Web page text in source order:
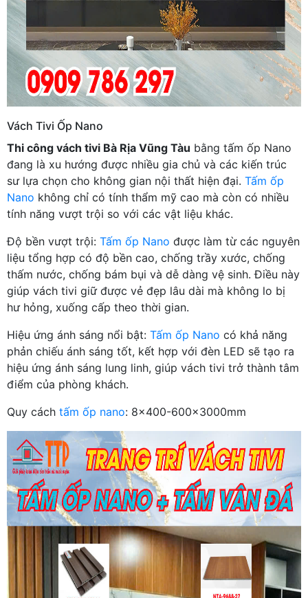
Vách Tivi Ốp Nano
Thi công vách tivi Bà Rịa Vũng Tàu bằng tấm ốp Nano
đang là xu hướng được nhiều gia chủ và các kiến trúc
sư lựa chọn cho không gian nội thất hiện đại. Tấm ốp
Nano không chỉ có tính thẩm mỹ cao mà còn có nhiều
tính năng vượt trội so với các vật liệu khác.
Độ bền vượt trội: Tấm ốp Nano được làm từ các nguyên
liệu tổng hợp có độ bền cao, chống trầy xước, chống
thấm nước, chống bám bụi và dễ dàng vệ sinh. Điều này
giúp vách tivi giữ được vẻ đẹp lâu dài mà không lo bị
hư hỏng, xuống cấp theo thời gian.
Hiệu ứng ánh sáng nổi bật: Tấm ốp Nano có khả năng
phản chiếu ánh sáng tốt, kết hợp với đèn LED sẽ tạo ra
hiệu ứng ánh sáng lung linh, giúp vách tivi trở thành tâm
điểm của phòng khách.
Quy cách tấm ốp nano: 8x400-600x3000mm